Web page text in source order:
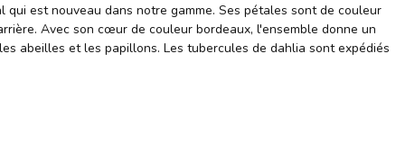
qui est nouveau dans notre gamme. Ses pétales sont de couleur
Avec son cœur de couleur bordeaux, l'ensemble donne un
abeilles et les papillons. Les tubercules de dahlia sont expédiés